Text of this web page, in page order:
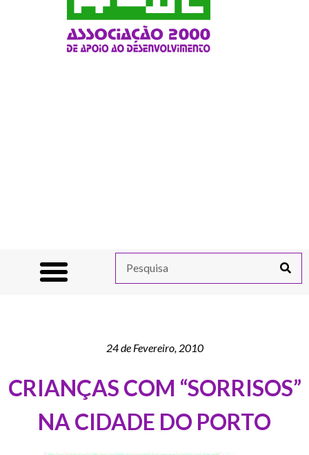
24 de Fevereiro, 2010
CRIANÇAS COM “SORRISOS”
NA CIDADE DO PORTO